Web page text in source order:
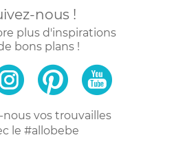
nous !
plus d'inspirations
bons plans !
nous vos trouvailles
le #allobebe